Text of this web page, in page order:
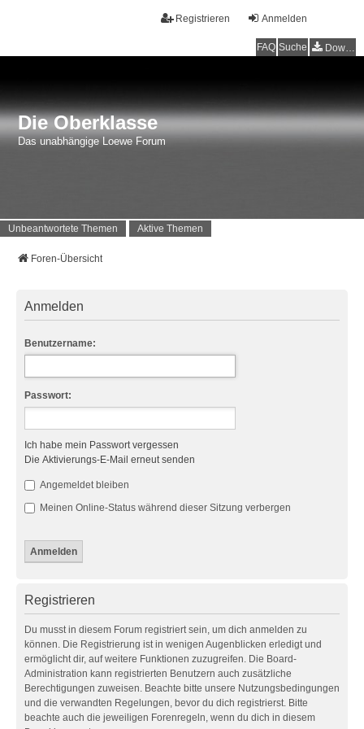
Anmelden
Registrieren
FAQ Suche Downloads
Die Oberklasse
Das unabhängige Loewe Forum
Unbeantwortete Themen Aktive Themen
Foren-Übersicht
Anmelden
Benutzername:
Passwort:
Ich habe mein Passwort vergessen
Die Aktivierungs-E-Mail erneut senden
Angemeldet bleiben
Meinen Online-Status während dieser Sitzung verbergen
Registrieren
Du musst in diesem Forum registriert sein, um dich anmelden zu
können. Die Registrierung ist in wenigen Augenblicken erledigt und
ermöglicht dir, auf weitere Funktionen zuzugreifen. Die Board-
Administration kann registrierten Benutzern auch zusätzliche
Berechtigungen zuweisen. Beachte bitte unsere Nutzungsbedingungen
und die verwandten Regelungen, bevor du dich registrierst. Bitte
beachte auch die jeweiligen Forenregeln, wenn du dich in diesem